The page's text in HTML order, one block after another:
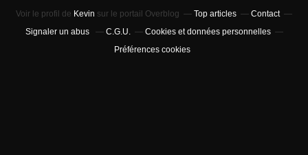
Voir le profil de Kevin sur le portail Overblog Top articles
Contact
Signaler un abus
C.G.U.
Cookies et données personnelles
Préférences cookies